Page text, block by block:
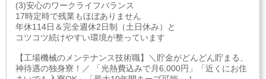
(3)安心のワークライフバランス
17時定時で残業もほぼありません
年休114日＆完全週休2日制（土日休み）と
コツコツ続けやすい環境が整っています
【工場機械のメンテナンス技術職】＼貯金がどんどん貯まる、
神待遇の独身寮！／ 「光熱費込みで月6,000円」「近くにお住